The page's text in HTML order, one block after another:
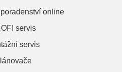
online
servis
servis